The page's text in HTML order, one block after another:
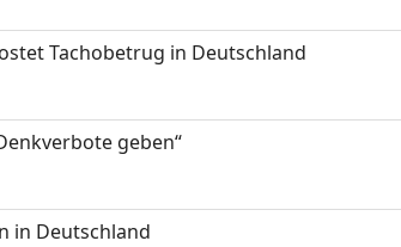
Tachobetrug in Deutschland
geben“
in Deutschland